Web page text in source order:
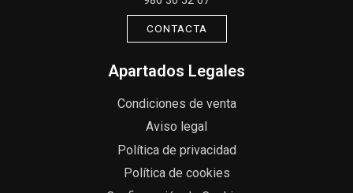
CONTACTA
Apartados Legales
Condiciones de venta
Aviso legal
Política de privacidad
Política de cookies